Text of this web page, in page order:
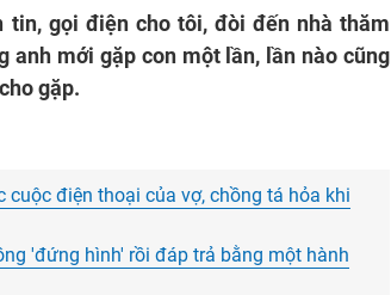
tin, gọi điện cho tôi, đòi đến nhà thăm
anh mới gặp con một lần, lần nào cũng
gặp.
điện thoại của vợ, chồng tá hỏa khi
'đứng hình' rồi đáp trả bằng một hành